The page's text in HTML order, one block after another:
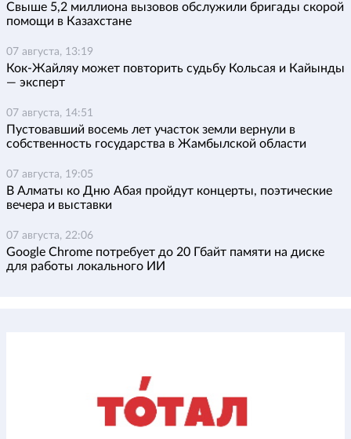
Свыше 5,2 миллиона вызовов обслужили бригады скорой
помощи в Казахстане
07 августа, 13:19
Кок-Жайляу может повторить судьбу Кольсая и Кайынды
— эксперт
07 августа, 14:51
Пустовавший восемь лет участок земли вернули в
собственность государства в Жамбылской области
07 августа, 19:05
В Алматы ко Дню Абая пройдут концерты, поэтические
вечера и выставки
07 августа, 22:06
Google Chrome потребует до 20 Гбайт памяти на диске
для работы локального ИИ